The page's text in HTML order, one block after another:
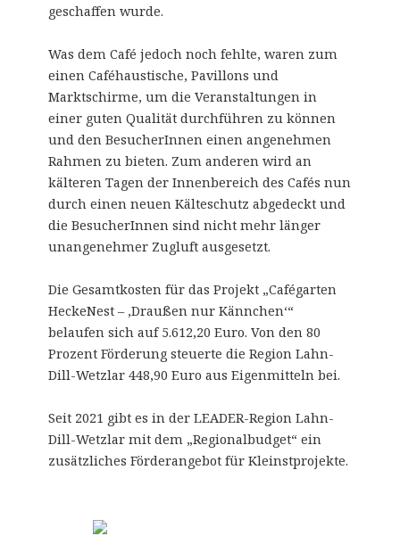
geschaffen wurde.
Was dem Café jedoch noch fehlte, waren zum
einen Caféhaustische, Pavillons und
Marktschirme, um die Veranstaltungen in
einer guten Qualität durchführen zu können
und den BesucherInnen einen angenehmen
Rahmen zu bieten. Zum anderen wird an
kälteren Tagen der Innenbereich des Cafés nun
durch einen neuen Kälteschutz abgedeckt und
die BesucherInnen sind nicht mehr länger
unangenehmer Zugluft ausgesetzt.
Die Gesamtkosten für das Projekt „Cafégarten
HeckeNest – ‚Draußen nur Kännchen‘“
belaufen sich auf 5.612,20 Euro. Von den 80
Prozent Förderung steuerte die Region Lahn-
Dill-Wetzlar 448,90 Euro aus Eigenmitteln bei.
Seit 2021 gibt es in der LEADER-Region Lahn-
Dill-Wetzlar mit dem „Regionalbudget“ ein
zusätzliches Förderangebot für Kleinstprojekte.